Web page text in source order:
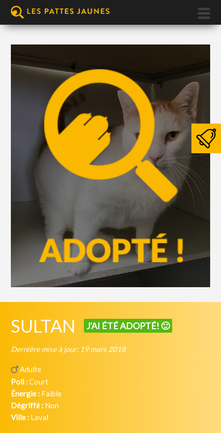
SULTAN J'AI ÉTÉ ADOPTÉ! 🙂
Dernière mise à jour: 19 mars 2018
Adulte
Poil :Court
Énergie : Faible
Dégriffé : Non
Ville : Laval